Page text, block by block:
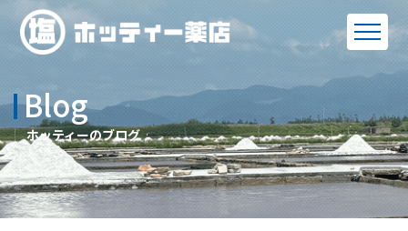
Blog
ホッティーのブログ